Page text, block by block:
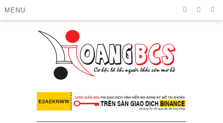
MENU